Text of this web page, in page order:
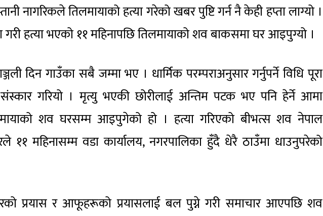
नागरिकले तिलमायाको हत्या गरेको खबर पुष्टि गर्न नै केही हप्ता लाग्यो ।
गरी हत्या भएको ११ महिनापछि तिलमायाको शव बाकसमा घर आइपुग्यो ।
दिन गाउँका सबै जम्मा भए । धार्मिक परम्पराअनुसार गर्नुपर्ने विधि पूरा
गरियो । मृत्यु भएकी छोरीलाई अन्तिम पटक भए पनि हेर्ने आमा
शव घरसम्म आइपुगेको हो । हत्या गरिएको बीभत्स शव नेपाल
११ महिनासम्म वडा कार्यालय, नगरपालिका हुँदै धेरै ठाउँमा धाउनुपरेको
प्रयास र आफूहरूको प्रयासलाई बल पुग्ने गरी समाचार आएपछि शव